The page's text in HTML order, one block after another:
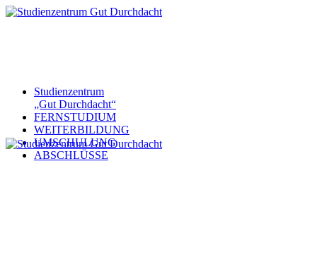
Studienzentrum
„Gut Durchdacht“
FERNSTUDIUM
WEITERBILDUNG
UMSCHULUNG
ABSCHLÜSSE